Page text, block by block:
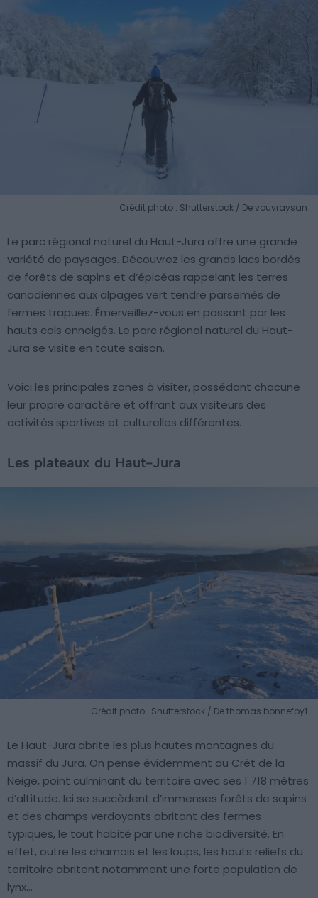
Crédit photo : Shutterstock / De vouvraysan
Le parc régional naturel du Haut-Jura offre une grande
variété de paysages. Découvrez les grands lacs bordés
de forêts de sapins et d’épicéas rappelant les terres
canadiennes aux alpages vert tendre parsemés de
fermes trapues. Émerveillez-vous en passant par les
hauts cols enneigés. Le parc régional naturel du Haut-
Jura se visite en toute saison.
Voici les principales zones à visiter, possédant chacune
leur propre caractère et offrant aux visiteurs des
activités sportives et culturelles différentes.
Les plateaux du Haut-Jura
Crédit photo : Shutterstock / De thomas bonnefoy1
Le Haut-Jura abrite les plus hautes montagnes du
massif du Jura. On pense évidemment au Crêt de la
Neige, point culminant du territoire avec ses 1 718 mètres
d’altitude. Ici se succèdent d’immenses forêts de sapins
et des champs verdoyants abritant des fermes
typiques, le tout habité par une riche biodiversité. En
effet, outre les chamois et les loups, les hauts reliefs du
territoire abritent notamment une forte population de
lynx…